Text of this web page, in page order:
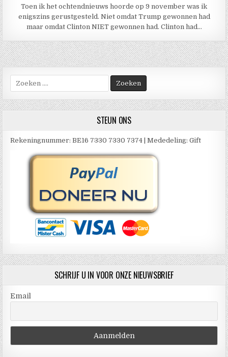
Toen ik het ochtendnieuws hoorde op 9 november was ik
enigszins gerustgesteld. Niet omdat Trump gewonnen had
maar omdat Clinton NIET gewonnen had. Clinton had…
naar:
STEUN ONS
Rekeningnummer: BE16 7330 7330 7374 | Mededeling: Gift
SCHRIJF U IN VOOR ONZE NIEUWSBRIEF
Email